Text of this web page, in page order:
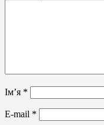
Ім’я *
E-mail *